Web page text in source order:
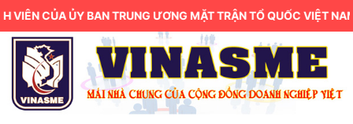
CỦA ỦY BAN TRUNG ƯƠNG MẶT TRẬN TỔ QUỐC VIỆT NAM.